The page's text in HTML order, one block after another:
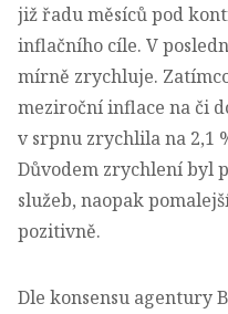
již řadu měsíců pod
inflačního cíle. V
mírně zrychluje.
meziroční inflace na či
v srpnu zrychlila na 2,1
Důvodem zrychlení byl
služeb, naopak
pozitivně.
Dle konsensu agentury